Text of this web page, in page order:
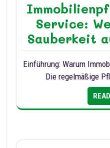
Service:
Sauberkeit
Einführung: Warum
Die regelmäßige